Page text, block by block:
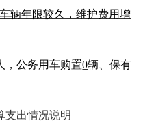
车辆年限较久，维护费用增
，公务用车购置0辆、保有
支出情况说明